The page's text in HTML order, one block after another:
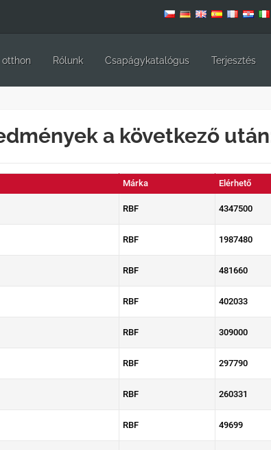
otthon Rólunk Csapágykatalógus Terjesztés
a következő
Márka Elérhető
RBF 4347500
RBF 1987480
RBF 481660
RBF 402033
RBF 309000
RBF 297790
RBF 260331
RBF 49699